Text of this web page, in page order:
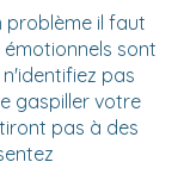
problème il faut
sont
pas
gaspiller votre
pas à des